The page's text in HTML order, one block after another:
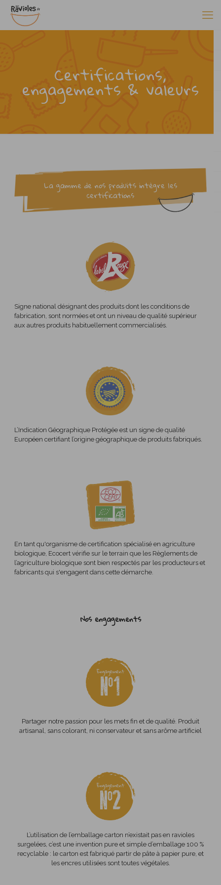
Certifications,
engagements & valeurs
La gamme de nos produits intègre les
certifications
Signe national désignant des produits dont les conditions de
fabrication, sont normées et ont un niveau de qualité supérieur
aux autres produits habituellement commercialisés.
L’Indication Géographique Protégée est un signe de qualité
Européen certifiant l’origine géographique de produits fabriqués.
En tant qu'organisme de certification spécialisé en agriculture
biologique, Ecocert vérifie sur le terrain que les Règlements de
l’agriculture biologique sont bien respectés par les producteurs et
fabricants qui s'engagent dans cette démarche.
Nos engagements
Partager notre passion pour les mets fin et de qualité. Produit
artisanal, sans colorant, ni conservateur et sans arôme artificiel
L’utilisation de l’emballage carton n’existait pas en ravioles
surgelées, c’est une invention pure et simple d’emballage 100 %
recyclable : le carton est fabriqué partir de pâte à papier pure, et
les encres utilisées sont toutes végétales.